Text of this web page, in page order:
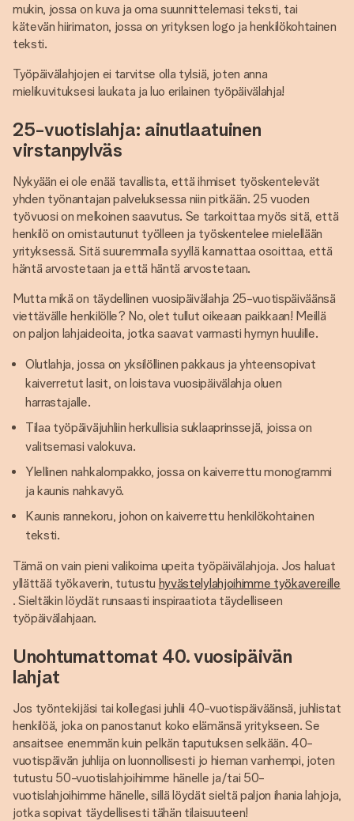
mukin, jossa on kuva ja oma suunnittelemasi teksti, tai
kätevän hiirimaton, jossa on yrityksen logo ja henkilökohtainen
teksti.
Työpäivälahjojen ei tarvitse olla tylsiä, joten anna
mielikuvituksesi laukata ja luo erilainen työpäivälahja!
25-vuotislahja: ainutlaatuinen
virstanpylväs
Nykyään ei ole enää tavallista, että ihmiset työskentelevät
yhden työnantajan palveluksessa niin pitkään. 25 vuoden
työvuosi on melkoinen saavutus. Se tarkoittaa myös sitä, että
henkilö on omistautunut työlleen ja työskentelee mielellään
yrityksessä. Sitä suuremmalla syyllä kannattaa osoittaa, että
häntä arvostetaan ja että häntä arvostetaan.
Mutta mikä on täydellinen vuosipäivälahja 25-vuotispäiväänsä
viettävälle henkilölle? No, olet tullut oikeaan paikkaan! Meillä
on paljon lahjaideoita, jotka saavat varmasti hymyn huulille.
Olutlahja, jossa on yksilöllinen pakkaus ja yhteensopivat
kaiverretut lasit, on loistava vuosipäivälahja oluen
harrastajalle.
Tilaa työpäiväjuhliin herkullisia suklaaprinssejä, joissa on
valitsemasi valokuva.
Ylellinen nahkalompakko, jossa on kaiverrettu monogrammi
ja kaunis nahkavyö.
Kaunis rannekoru, johon on kaiverrettu henkilökohtainen
teksti.
Tämä on vain pieni valikoima upeita työpäivälahjoja. Jos haluat
yllättää työkaverin, tutustu hyvästelylahjoihimme työkavereille
. Sieltäkin löydät runsaasti inspiraatiota täydelliseen
työpäivälahjaan.
Unohtumattomat 40. vuosipäivän
lahjat
Jos työntekijäsi tai kollegasi juhlii 40-vuotispäiväänsä, juhlistat
henkilöä, joka on panostanut koko elämänsä yritykseen. Se
ansaitsee enemmän kuin pelkän taputuksen selkään. 40-
vuotispäivän juhlija on luonnollisesti jo hieman vanhempi, joten
tutustu 50-vuotislahjoihimme hänelle ja/tai 50-
vuotislahjoihimme hänelle, sillä löydät sieltä paljon ihania lahjoja,
jotka sopivat täydellisesti tähän tilaisuuteen!